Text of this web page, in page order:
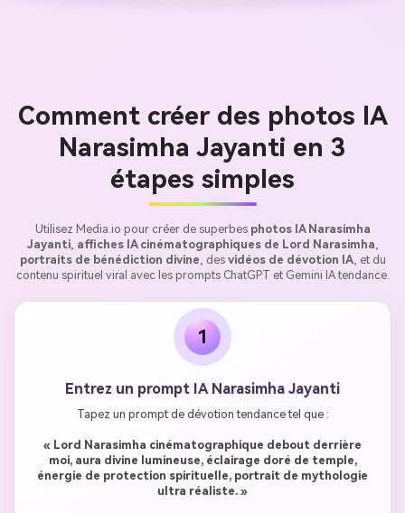
Comment créer des photos IA
Narasimha Jayanti en 3
étapes simples
Utilisez Media.io pour créer de superbes photos IA Narasimha
Jayanti, affiches IA cinématographiques de Lord Narasimha,
portraits de bénédiction divine, des vidéos de dévotion IA, et du
contenu spirituel viral avec les prompts ChatGPT et Gemini IA tendance.
1
Entrez un prompt IA Narasimha Jayanti
Tapez un prompt de dévotion tendance tel que :
« Lord Narasimha cinématographique debout derrière
moi, aura divine lumineuse, éclairage doré de temple,
énergie de protection spirituelle, portrait de mythologie
ultra réaliste. »